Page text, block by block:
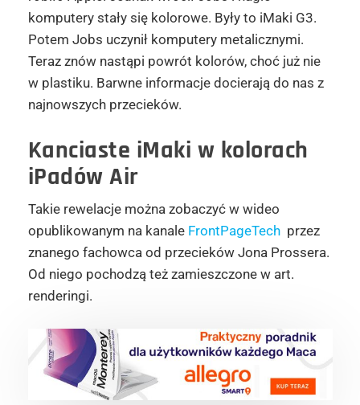
komputery stały się kolorowe. Były to iMaki G3.
Potem Jobs uczynił komputery metalicznymi.
Teraz znów nastąpi powrót kolorów, choć już nie
w plastiku. Barwne informacje docierają do nas z
najnowszych przecieków.
Kanciaste iMaki w kolorach
iPadów Air
Takie rewelacje można zobaczyć w wideo
opublikowanym na kanale FrontPageTechprzez
znanego fachowca od przecieków Jona Prossera.
Od niego pochodzą też zamieszczone w art.
renderingi.